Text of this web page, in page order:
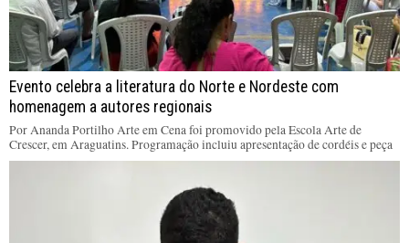
Evento celebra a literatura do Norte e Nordeste com
homenagem a autores regionais
Por Ananda Portilho Arte em Cena foi promovido pela Escola Arte de
Crescer, em Araguatins. Programação incluiu apresentação de cordéis e peça